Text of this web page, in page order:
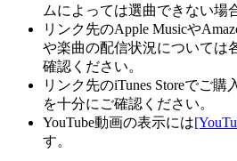
ムによっては選曲できない場
リンク先のApple Musicや
や楽曲の配信状況については
確認ください。
リンク先のiTunes Storeでご
を十分にご確認ください。
YouTube動画の表示には
す。